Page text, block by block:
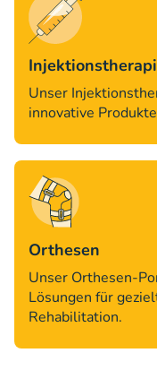
Unser
innovative
Orthesen
Unser Orthesen-
Lösungen für
Rehabilitation.